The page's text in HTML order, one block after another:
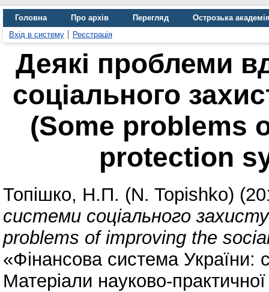
Головна Про архів Перегляд
Острозька
Вхід в систему
Реєстрація
Деякі проблеми
соціального
(Some problems
protection
Топішко, Н.П. (N. Topishko)
системи соціального
problems of improving the
«Фінансова система України:
Матеріали науково-